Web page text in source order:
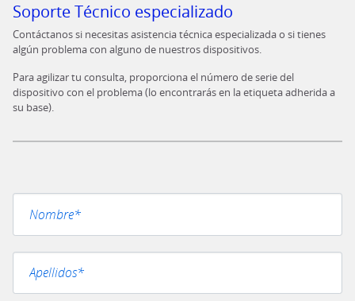
Soporte Técnico especializado
Contáctanos si necesitas asistencia técnica especializada o si tienes
algún problema con alguno de nuestros dispositivos.
Para agilizar tu consulta, proporciona el número de serie del
dispositivo con el problema (lo encontrarás en la etiqueta adherida a
su base).